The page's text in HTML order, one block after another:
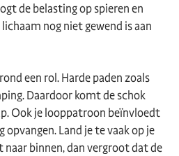
de belasting op spieren en
nog niet gewend is aan
een rol. Harde paden zoals
Daardoor komt de schok
Ook je looppatroon beïnvloedt
opvangen. Land je te vaak op je
naar binnen, dan vergroot dat de